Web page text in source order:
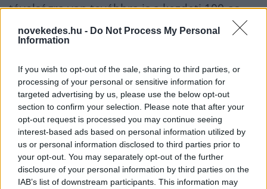
novekedes.hu - Do Not Process My Personal
Information
If you wish to opt-out of the sale, sharing to third parties, or
processing of your personal or sensitive information for
targeted advertising by us, please use the below opt-out
section to confirm your selection. Please note that after your
opt-out request is processed you may continue seeing
interest-based ads based on personal information utilized by
us or personal information disclosed to third parties prior to
your opt-out. You may separately opt-out of the further
disclosure of your personal information by third parties on the
IAB’s list of downstream participants. This information may
távolságra van továbbra is a kezdeti 100-as
sebességtől.
Magyarra lefordítva: a dolgok kevésbé
rosszak, mint amilyenek az előző
hónapban voltak, de még mindig nagyon
rosszak.
BMI BESZERZÉSI MENEDZSER INDEX